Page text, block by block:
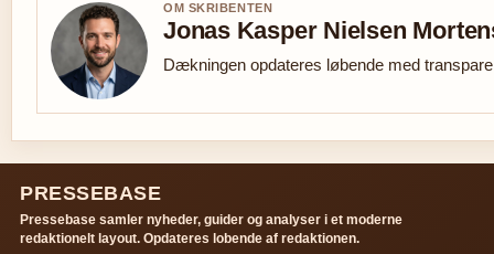
OM SKRIBENTEN
Jonas Kasper Nielsen
Dækningen opdateres løbende med
PRESSEBASE
Pressebase samler nyheder, guider og analyser i et moderne
redaktionelt layout. Opdateres lobende af redaktionen.